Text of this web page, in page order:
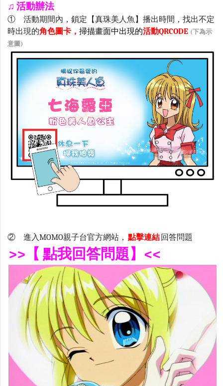
♫ 活動辦法
① 活動期間內，鎖定【真珠美人魚】播出時間，找出不定
時出現的角色圖卡， 掃描畫面中出現的活動QRCODE (下為示
意圖)
② 進入MOMO親子台官方網站， 點擊連結 回答問題
>>【 點我回答問題】<<